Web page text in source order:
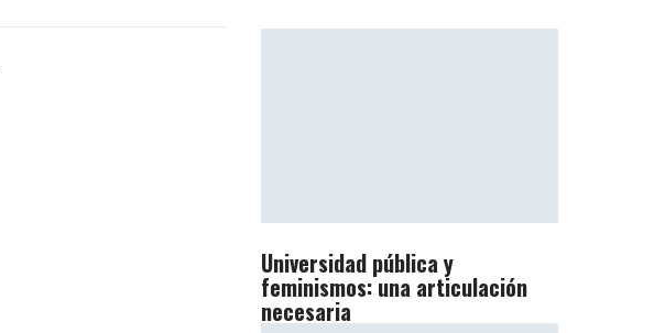
Universidad pública y
feminismos: una articulación
necesaria